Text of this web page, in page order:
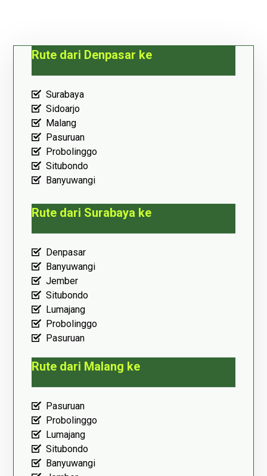
Rute dari Denpasar ke
Surabaya
Sidoarjo
Malang
Pasuruan
Probolinggo
Situbondo
Banyuwangi
Rute dari Surabaya ke
Denpasar
Banyuwangi
Jember
Situbondo
Lumajang
Probolinggo
Pasuruan
Rute dari Malang ke
Pasuruan
Probolinggo
Lumajang
Situbondo
Banyuwangi